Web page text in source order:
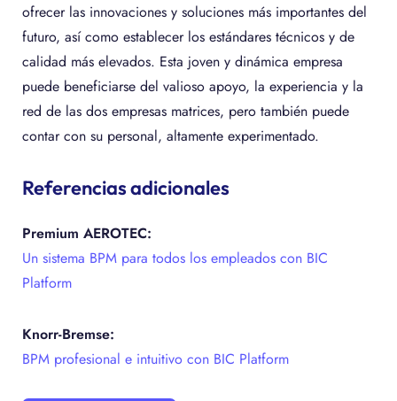
ofrecer las innovaciones y soluciones más importantes del
futuro, así como establecer los estándares técnicos y de
calidad más elevados. Esta joven y dinámica empresa
puede beneficiarse del valioso apoyo, la experiencia y la
red de las dos empresas matrices, pero también puede
contar con su personal, altamente experimentado.
Referencias adicionales
Premium AEROTEC:
Un sistema BPM para todos los empleados con BIC
Platform
Knorr-Bremse:
BPM profesional e intuitivo con BIC Platform